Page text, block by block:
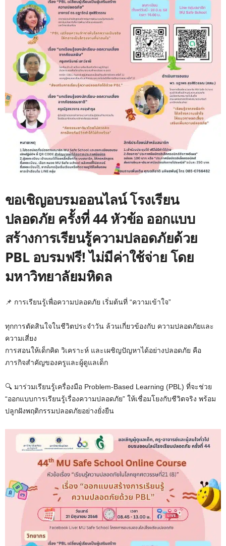
ขอเชิญอบรมออนไลน์ โรงเรียน
ปลอดภัย ครั้งที่ 44 หัวข้อ ออกแบบ
สร้างการเรียนรู้ความปลอดภัยด้วย
PBL อบรมฟรี! ไม่มีค่าใช้จ่าย โดย
มหาวิทยาลัยมหิดล
📌 การเรียนรู้เพื่อความปลอดภัย เริ่มต้นที่ “ความเข้าใจ”
ทุกการตัดสินใจในชีวิตประจำวัน ล้วนเกี่ยวข้องกับ ความปลอดภัยและ
ความเสี่ยง
การสอนให้เด็กคิด วิเคราะห์ และเผชิญปัญหาได้อย่างปลอดภัย คือ
ภารกิจสำคัญของครูและผู้ดูแลเด็ก
🔍 มาร่วมเรียนรู้เครื่องมือ Problem-Based Learning (PBL) ที่จะช่วย
“ออกแบบการเรียนรู้เรื่องความปลอดภัย” ให้เชื่อมโยงกับชีวิตจริง พร้อม
ปลูกฝังพฤติกรรมปลอดภัยอย่างยั่งยืน